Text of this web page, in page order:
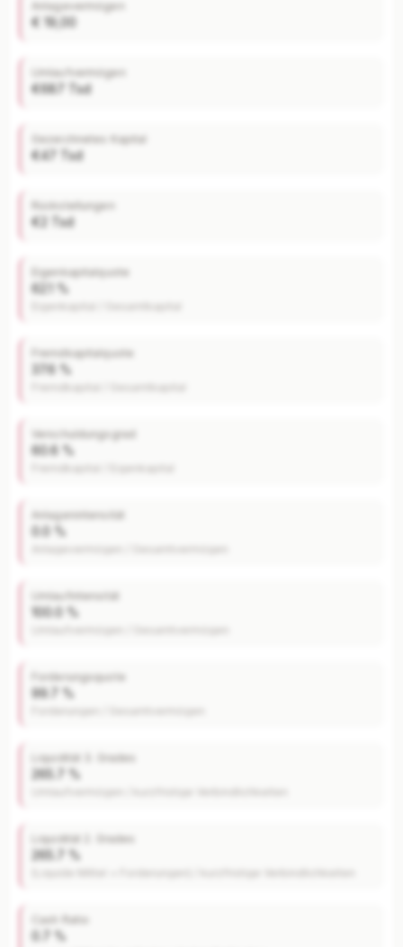
Anlagevermögen
€ 19,00
Umlaufvermögen
€687 Tsd
Gezeichnetes Kapital
€47 Tsd
Rückstellungen
€2 Tsd
Eigenkapitalquote
62.1 %
Fremdkapitalquote
37.6 %
Verschuldungsgrad
60.6 %
Anlagenintensität
0.0 %
Umlaufintensität
100.0 %
Forderungsquote
99.7 %
Liquidität 3. Grades
265.7 %
Liquidität 2. Grades
265.7 %
Cash Ratio
0.7 %